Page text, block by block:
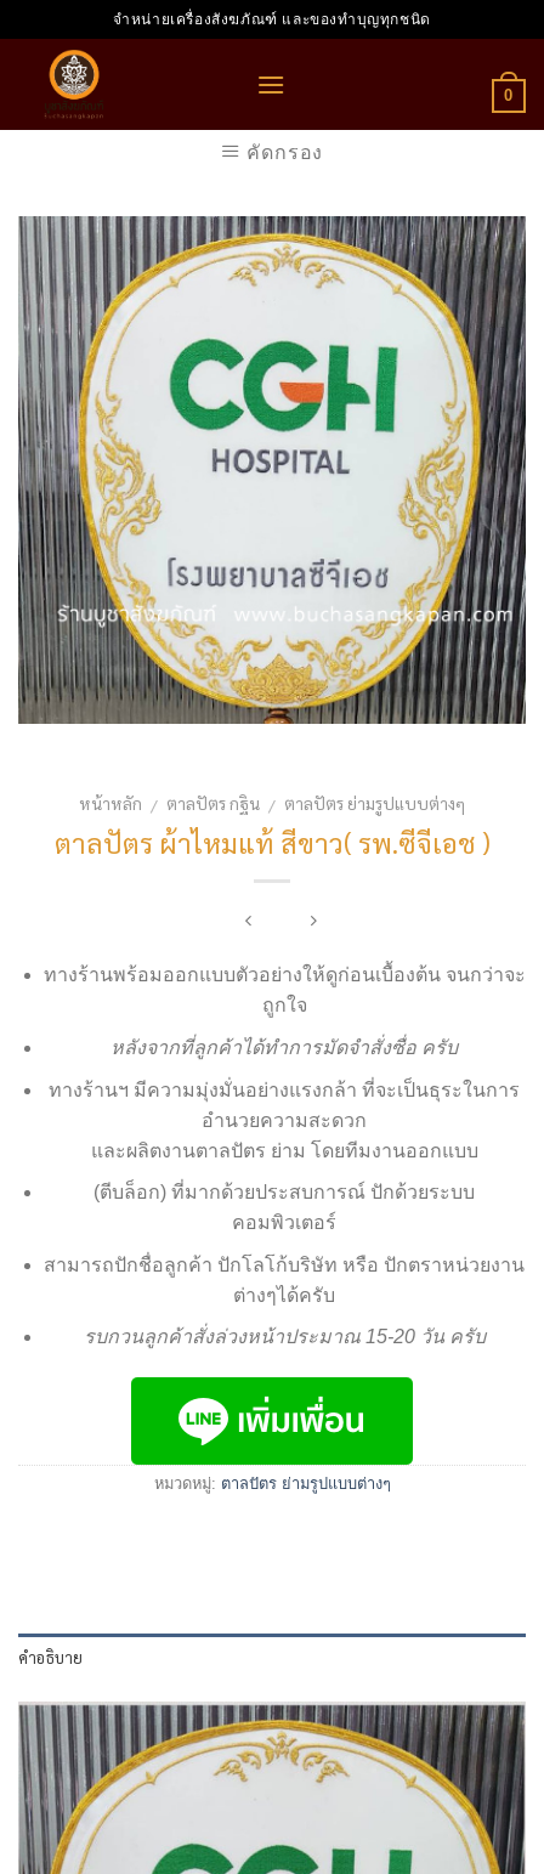
to
content
จำหน่ายเครื่องสังฆภัณฑ์ และของทำบุญทุกชนิด
0
คัดกรอง
หน้าหลัก / ตาลปัตร กฐิน / ตาลปัตร ย่ามรูปแบบต่างๆ
ตาลปัตร ผ้าไหมแท้ สีขาว( รพ.ซีจีเอช )
ทางร้านพร้อมออกแบบตัวอย่างให้ดูก่อนเบื้องต้น จนกว่าจะ
ถูกใจ
หลังจากที่ลูกค้าได้ทำการมัดจำสั่งซื่อ ครับ
ทางร้านฯ มีความมุ่งมั่นอย่างแรงกล้า ที่จะเป็นธุระในการ
อำนวยความสะดวก
และผลิตงานตาลปัตร ย่าม โดยทีมงานออกแบบ
(ตีบล็อก) ที่มากด้วยประสบการณ์ ปักด้วยระบบ
คอมพิวเตอร์
สามารถปักชื่อลูกค้า ปักโลโก้บริษัท หรือ ปักตราหน่วยงาน
ต่างๆได้ครับ
รบกวนลูกค้าสั่งล่วงหน้าประมาณ 15-20 วัน ครับ
หมวดหมู่: ตาลปัตร ย่ามรูปแบบต่างๆ
คำอธิบาย